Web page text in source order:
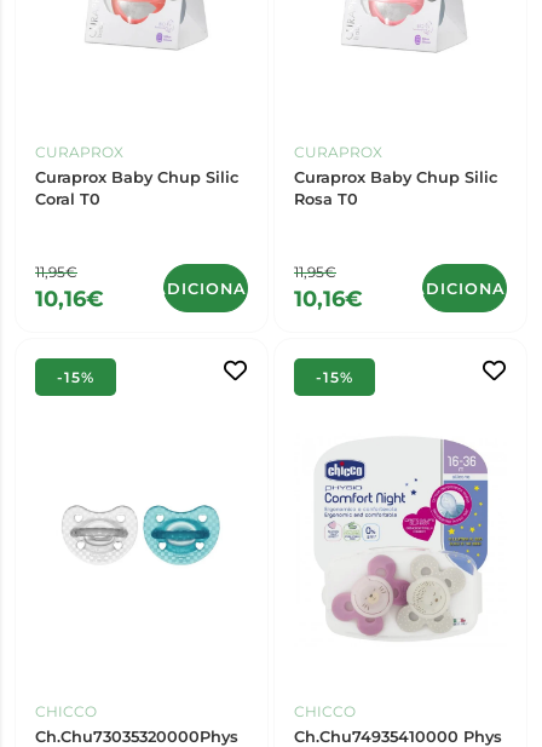
CURAPROX
Curaprox Baby Chup Silic
Coral T0
11,95€
10,16€ ADICIONAR
CURAPROX
Curaprox Baby Chup Silic
Rosa T0
11,95€
10,16€ ADICIONAR
-15%
CHICCO
Ch.Chu73035320000Phys
-15%
CHICCO
Ch.Chu74935410000 Phys